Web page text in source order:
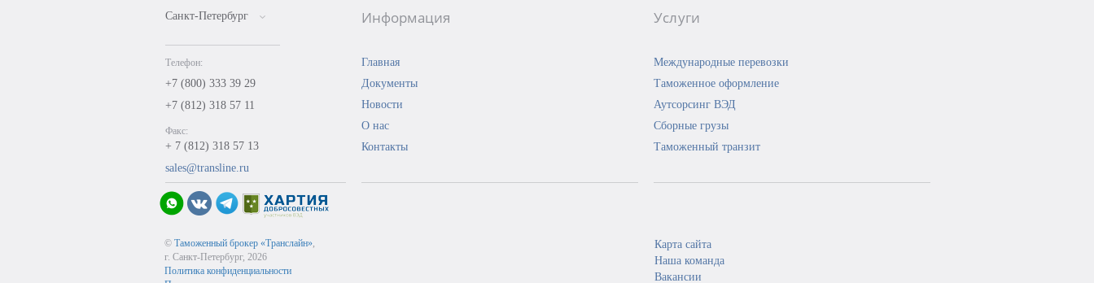
Санкт-Петербург
Телефон:
+7 (800) 333 39 29
+7 (812) 318 57 11
Факс:
+ 7 (812) 318 57 13
sales@transline.ru
Информация
Главная
Документы
Новости
О нас
Контакты
Услуги
Международные перевозки
Таможенное оформление
Аутсорсинг ВЭД
Сборные грузы
Таможенный транзит
© Таможенный брокер «Транслайн»,
г. Санкт-Петербург, 2026
Политика конфиденциальности
Карта сайта
Наша команда
Вакансии